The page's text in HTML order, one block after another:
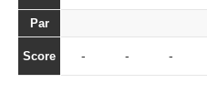
Par
Score - - -